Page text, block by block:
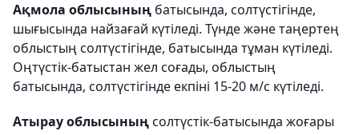
Ақмола облысының батысында, солтүстігінде,
шығысында найзағай күтіледі. Түнде және таңертең
облыстың солтүстігінде, батысында тұман күтіледі.
Оңтүстік-батыстан жел соғады, облыстың
батысында, солтүстігінде екпіні 15-20 м/с күтіледі.
Атырау облысыныңсолтүстік-батысында жоғары